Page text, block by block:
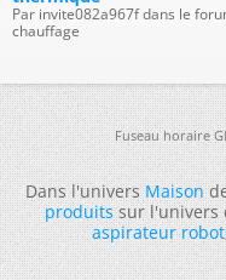
Par invite082a967f dans le
chauffage
Fuseau horaire
Dans l'universMaison
produitssur l'univers
aspirateur robot